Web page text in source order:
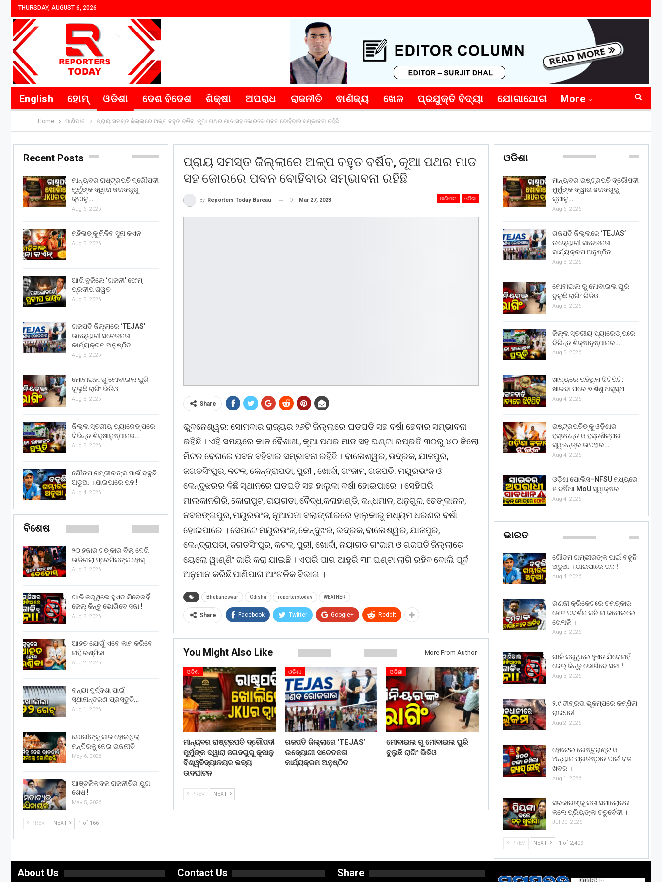
THURSDAY, AUGUST 6, 2026
English ହୋମ୍ ଓଡିଶା ଦେଶ ବିଦେଶ ଶିକ୍ଷା ଅପରାଧ ରାଜନୀତି ଵାଣିଜ୍ୟ ଖେଳ ପ୍ରଯୁକ୍ତି ବିଦ୍ୟା ଯୋଗାଯୋଗ More
Home ପାଣିପାଗ ପ୍ରାୟ ସମସ୍ତ ଜିଲ୍ଲାରେ ଅଳ୍ପ ବହୁତ ବର୍ଷିବ, କୂଆ ପଥର ମାଡ ସହ ଜୋରରେ ପବନ ବୋହିବାର ସମ୍ଭାବନା ରହିଛି
ପ୍ରାୟ ସମସ୍ତ ଜିଲ୍ଲାରେ ଅଳ୍ପ ବହୁତ ବର୍ଷିବ, କୂଆ ପଥର ମାଡ
ସହ ଜୋରରେ ପବନ ବୋହିବାର ସମ୍ଭାବନା ରହିଛି
ପାଣିପାଗ ଓଡିଶା
By Reporters Today Bureau On Mar 27, 2023
Share
ଭୁବନେଶ୍ୱର: ସୋମବାର ରାଜ୍ୟର ୨୬ଟି ଜିଲ୍ଲାରେ ଘଡଘଡି ସହ ବର୍ଷା ହେବାର ସମ୍ଭାବନା
ରହିଛି । ଏହି ସମୟରେ କାଳ ବୈଶାଖୀ, କୂଆ ପଥର ମାଡ ସହ ଘଣ୍ଟା ରପ୍ରତି ୩୦ରୁ ୪୦ କିଲୋ
ମିଟର ବେଗରେ ପବନ ବହିବାର ସମ୍ଭାବନା ରହିଛି । ବାଲେଶ୍ୱର, ଭଦ୍ରକ, ଯାଜପୁର,
ଜଗତସିଂପୁର, କଟକ, କେନ୍ଦ୍ରାପଡା, ପୁରୀ , ଖୋର୍ଦା, ଗଂଜାମ, ଗଜପତି. ମୟୁରଭଂଜ ଓ
କେନ୍ଦୁଝରର କିଛି ସ୍ଥାନରେ ଘଡଘଡି ସହ ହାଲୁକା ବର୍ଷା ହୋଇପାରେ । ସେହିପରି
ମାଲକାନଗିରି, କୋରାପୁଟ, ରାୟଗଡା, ବୈଦ୍ଧ,କଳାହାଣ୍ଡି, କନ୍ଧମାଳ, ଅନୁଗୁଳ, ଢେଙ୍କାନଳ,
ନବରଙ୍ଗପୁର, ମୟୁରଭଂଜ, ନୂଆପଡା ବଲାଙ୍ଗୀରରେ ହାଲୁକାରୁ ମଧ୍ୟମ ଧରଣର ବର୍ଷା
ହୋଇପାରେ । ସେପଟେ ମୟୁରଭଂଜ, କେନ୍ଦୁଝର, ଭଦ୍ରକ, ବାଲେଶ୍ୱର, ଯାଜପୁର,
କେନ୍ଦ୍ରାପଡା, ଜଗତସିଂପୁର, କଟକ, ପୁରୀ, ଖୋର୍ଦା, ନୟାଗଡ ଗଂଜାମ ଓ ଗଜପତି ଜିଲ୍ଲାରେ
ୟେଲୋ ୱାଣ୍ଣିଂ ଜାରି କରା ଯାଇଛି । ଏପରି ପାଗ ଆହୁରି ୩୮ ଘଣ୍ଟା ଲାଗି ରହିବ ବୋଲି ପୂର୍ବ
ଅନୁମାନ କରିଛି ପାଣିପାଗ ଆଂଚଳିକ ବିଭାଗ ।
Bhubaneswar Odisha reporterstoday WEATHER
Share Facebook Twitter Google+ ReddIt
You Might Also Like More From Author
ଓଡିଶା
ମାନ୍ୟବର ରାଷ୍ଟ୍ରପତି ଦ୍ରୌପଦୀ
ମୁର୍ମୁଙ୍କ ଦ୍ୱାରା ଜଗଦଗୁରୁ କୃପାଳୁ
ବିଶ୍ୱବିଦ୍ୟାଳୟର ଭବ୍ୟ
ଉଦଘାଟନ
ଓଡିଶା
ଗଜପତି ଜିଲ୍ଲାରେ ‘TEJAS’
ଉଦ୍ୟୋଗୀ ସଚେତନତା
କାର୍ଯ୍ୟକ୍ରମ ଅନୁଷ୍ଠିତ
ଓଡିଶା
ମୋବାଇଲ ରୁ ମୋବାଇଲ ଘୁରି
ବୁଲୁଛି ରାଗିଂ ଭିଡିଓ
PREV NEXT
ଓଡିଶା
ମାନ୍ୟବର ରାଷ୍ଟ୍ରପତି ଦ୍ରୌପଦୀ
ମୁର୍ମୁଙ୍କ ଦ୍ୱାରା ଜଗଦଗୁରୁ
କୃପାଳୁ…
Aug 6, 2026
ଗଜପତି ଜିଲ୍ଲାରେ ‘TEJAS’
ଉଦ୍ୟୋଗୀ ସଚେତନତା
କାର୍ଯ୍ୟକ୍ରମ ଅନୁଷ୍ଠିତ
Aug 5, 2026
ମୋବାଇଲ ରୁ ମୋବାଇଲ ଘୁରି
ବୁଲୁଛି ରାଗିଂ ଭିଡିଓ
Aug 5, 2026
ଜିଲ୍ଲା ସ୍ତରୀୟ ପ୍ୟାରେଡ୍ ପରେ
ବିଭିନ୍ନ ଶିକ୍ଷାନୁଷ୍ଠାନର…
Aug 5, 2026
ଖାଦ୍ୟରେ ପଡିଥିଲା ଝିଟିପିଟି:
ଖାଇବା ପରେ ୭ ଶିଶୁ ଅସୁସ୍ଥ
Aug 4, 2026
ରାଷ୍ଟ୍ରପତିଙ୍କୁ ଓଡ଼ିଶାର
ହସ୍ତତନ୍ତ ଓ ହସ୍ତଶିଳ୍ପର
ସ୍ୱତନ୍ତ୍ର ଉପହାର…
Aug 4, 2026
ଓଡ଼ିଶା ପୋଲିସ–NFSU ମଧ୍ୟରେ
୫ ବର୍ଷିଆ MoU ସ୍ୱାକ୍ଷର
Aug 4, 2026
ଭାରତ
ଗୌତମ ଗମ୍ଭୀରଙ୍କ ପାଇଁ ବଢୁଛି
ଅଡୁଆ । ଯାଇପାରେ ପଦ !
Aug 4, 2026
ରଣଜୀ କ୍ରିକେଟରେ ଚମତ୍କାର
ଖେଳ ପଦର୍ଶନ କରି ନା କମେଇଲେ
ଖେଳାଳି ।
Aug 3, 2026
ଗାଳି କରୁଥିଲେ ହୁଏତ ଯିବେନାହିଁ
ଜେଲ୍ କିନ୍ତୁ ଭୋଗିବେ ସଜା !
Aug 3, 2026
୨.୯ ତୀବ୍ରତା ଭୂକମ୍ପରେ କମ୍ପିଲା
ରାଜଧାନୀ
Aug 2, 2026
ହୋଟେଲ ରେଷ୍ଟୁରାଣ୍ଟ ଓ
ଅନ୍ୟାନ ପ୍ରତିଷ୍ଠାନ ପାଇଁ ବଡ
ଖବର ।
Aug 1, 2026
ସରକାରଙ୍କୁ କଡା ସମାଲୋଚନା
କଲେ ପ୍ରିୟଙ୍କା ଚତୁର୍ବେଦୀ ।
Jul 20, 2026
PREV NEXT 1 of 2,409
Recent Posts
ମାନ୍ୟବର ରାଷ୍ଟ୍ରପତି ଦ୍ରୌପଦୀ
ମୁର୍ମୁଙ୍କ ଦ୍ୱାରା ଜଗଦଗୁରୁ
କୃପାଳୁ…
Aug 6, 2026
ମହିଳାଙ୍କୁ ମିଳିବ ସୁନା କଏନ
Aug 5, 2026
ଆଖି ବୁଜିଲେ ‘ଗଜନୀ’ ଫେମ୍
ପ୍ରଦୀପ ରାୱତ
Aug 5, 2026
ଗଜପତି ଜିଲ୍ଲାରେ ‘TEJAS’
ଉଦ୍ୟୋଗୀ ସଚେତନତା
କାର୍ଯ୍ୟକ୍ରମ ଅନୁଷ୍ଠିତ
Aug 5, 2026
ମୋବାଇଲ ରୁ ମୋବାଇଲ ଘୁରି
ବୁଲୁଛି ରାଗିଂ ଭିଡିଓ
Aug 5, 2026
ଜିଲ୍ଲା ସ୍ତରୀୟ ପ୍ୟାରେଡ୍ ପରେ
ବିଭିନ୍ନ ଶିକ୍ଷାନୁଷ୍ଠାନର…
Aug 5, 2026
ଗୌତମ ଗମ୍ଭୀରଙ୍କ ପାଇଁ ବଢୁଛି
ଅଡୁଆ । ଯାଇପାରେ ପଦ !
Aug 4, 2026
ବିଶେଷ
୨୦ ହଜାର ଟଙ୍କାର ବିଲ୍ ଦେଖି
ଉଡିଗଲା ପ୍ରେମିକଙ୍କ ହୋସ୍
Aug 3, 2026
ଗାଳି କରୁଥିଲେ ହୁଏତ ଯିବେନାହିଁ
ଜେଲ୍ କିନ୍ତୁ ଭୋଗିବେ ସଜା !
Aug 3, 2026
ଆହତ ଯୋଗୁଁ ଏବେ କାମ କରିବେ
ନାହିଁ ରଶ୍ମିକା
Aug 2, 2026
ବନ୍ୟା ଦୁର୍ଦ୍ଦଶା ପାଇଁ
ସ୍ଥାନାନ୍ତରଣ ପ୍ରସ୍ତୁତି…
Aug 1, 2026
ଯୋଗୀଙ୍କୁ କାଳ ହୋଇଥିଲା
ମନ୍ଦିରକୁ ନେଇ ରାଜନୀତି
May 6, 2026
ଆଞ୍ଚଳିକ ଦଳ ରାଜନୀତିର ଯୁଗ
ଶେଷ !
May 5, 2026
PREV NEXT 1 of 166
About Us Contact Us Share